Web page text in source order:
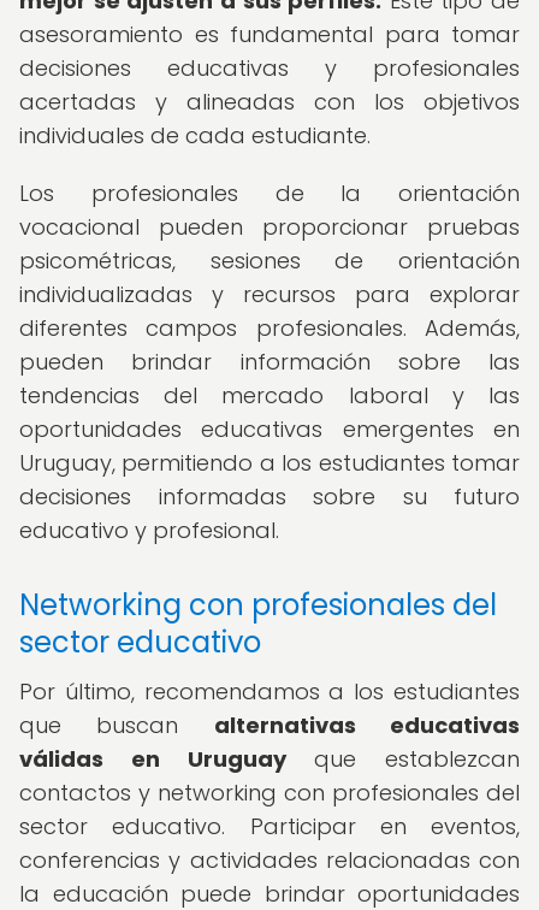
asesoramiento es fundamental para tomar
decisiones educativas y profesionales
acertadas y alineadas con los objetivos
individuales de cada estudiante.
Los profesionales de la orientación
vocacional pueden proporcionar pruebas
psicométricas, sesiones de orientación
individualizadas y recursos para explorar
diferentes campos profesionales. Además,
pueden brindar información sobre las
tendencias del mercado laboral y las
oportunidades educativas emergentes en
Uruguay, permitiendo a los estudiantes tomar
decisiones informadas sobre su futuro
educativo y profesional.
Networking con profesionales del
sector educativo
Por último, recomendamos a los estudiantes
que buscan alternativas educativas
válidas en Uruguayque establezcan
contactos y networking con profesionales del
sector educativo. Participar en eventos,
conferencias y actividades relacionadas con
la educación puede brindar oportunidades